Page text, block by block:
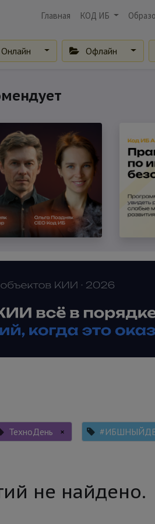
Главная КОД ИБ
Онлайн Офлайн
ТехноДень ×
не найдено.